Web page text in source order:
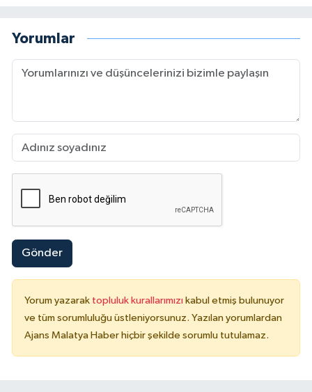
Yorumlar
Gönder
Yorum yazarak topluluk kurallarımızı kabul etmiş bulunuyor
ve tüm sorumluluğu üstleniyorsunuz. Yazılan yorumlardan
Ajans Malatya Haber hiçbir şekilde sorumlu tutulamaz.